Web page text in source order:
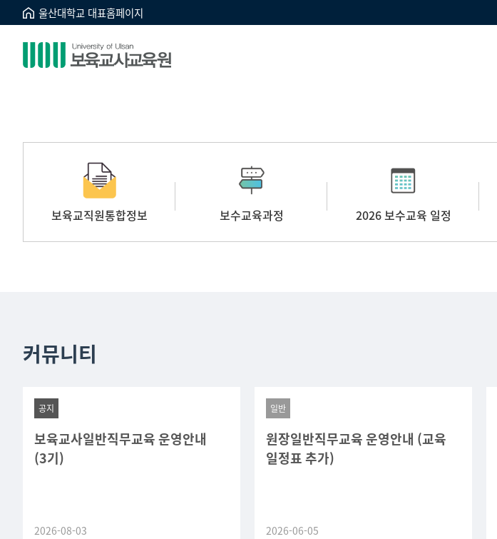
울산대학교 대표홈페이지
보육교직원통합정보 보수교육과정 2026 보수교육 일정
커뮤니티
공지
보육교사일반직무교육 운영안내
(3기)
2026-08-03
일반
원장일반직무교육 운영안내 (교육
일정표 추가)
2026-06-05